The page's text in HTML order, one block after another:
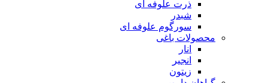
ذرت علوفه ای
شبدر
سورگوم علوفه ای
محصولات باغی
انار
انجیر
زیتون